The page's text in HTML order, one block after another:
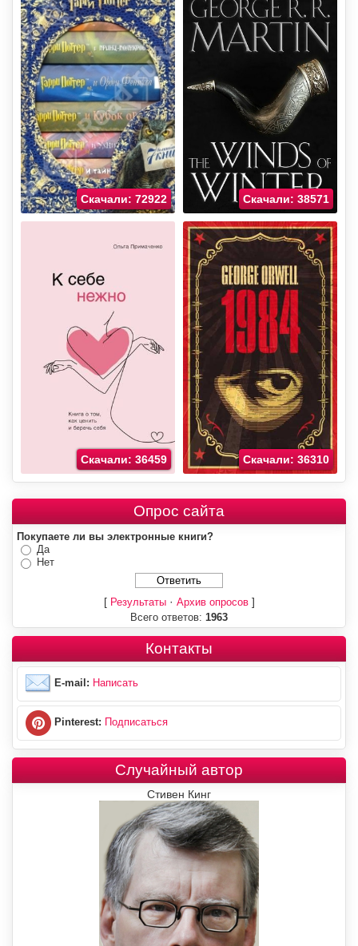
Скачали: 72922 Скачали: 38571
Скачали: 36459 Скачали: 36310
Опрос сайта
Покупаете ли вы электронные книги?
Да
Нет
[ Результаты· Архив опросов]
Всего ответов: 1963
Контакты
E-mail: Написать
Pinterest: Подписаться
Случайный автор
Стивен Кинг